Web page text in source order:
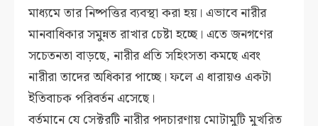
মাধ্যমে তার নিষ্পত্তির ব্যবস্থা করা হয়। এভাবে নারীর
মানবাধিকার সমুন্নত রাখার চেষ্টা হচ্ছে। এতে জনগণের
সচেতনতা বাড়ছে, নারীর প্রতি সহিংসতা কমছে এবং
নারীরা তাদের অধিকার পাচ্ছে। ফলে এ ধারায়ও একটা
ইতিবাচক পরিবর্তন এসেছে।
বর্তমানে যে সেক্টরটি নারীর পদচারণায় মোটামুটি মুখরিত